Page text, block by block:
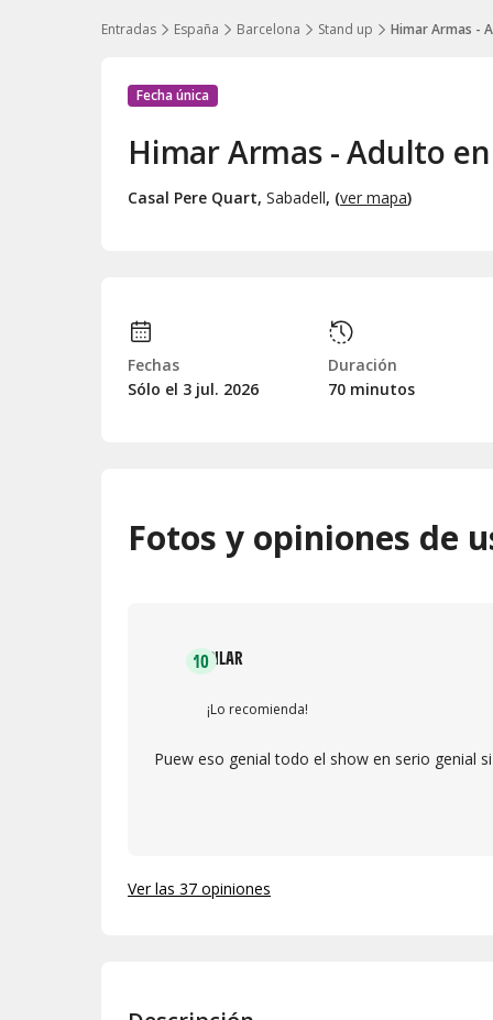
Entradas España Barcelona Stand up Himar Armas -
Fecha única
Himar Armas - Adulto
Casal Pere Quart, Sabadell, (ver mapa)
Fechas
Sólo el 3 jul. 2026
Duración
70 minutos
Fotos y opiniones de
10PILAR
¡Lo recomienda!
Puew eso genial todo el show en serio genial
Ver las 37 opiniones